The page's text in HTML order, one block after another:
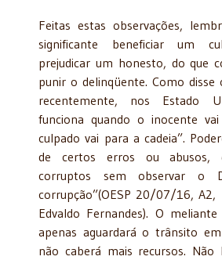
Feitas estas observações,
significante beneficiar um
prejudicar um honesto, do que
punir o delinqüente. Como disse
recentemente, nos Estado
funciona quando o inocente
culpado vai para a cadeia”.
de certos erros ou abusos,
corruptos sem observar o
corrupção”(OESP 20/07/16, A2,
Edvaldo Fernandes). O
apenas aguardará o trânsito
não caberá mais recursos. Não